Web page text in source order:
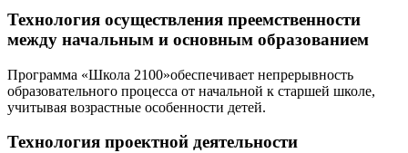
Технология осуществления преемственности
между начальным и основным образованием
Программа «Школа 2100»обеспечивает непрерывность
образовательного процесса от начальной к старшей школе,
учитывая возрастные особенности детей.
Технология проектной деятельности